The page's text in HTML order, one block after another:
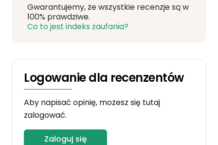
Gwarantujemy, że wszystkie recenzje są w
100% prawdziwe.
Co to jest indeks zaufania?
Logowanie dla recenzentów
Aby napisać opinię, możesz się tutaj
zalogować.
Zaloguj się